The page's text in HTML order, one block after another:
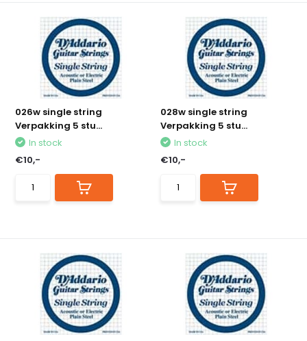
026w single string
Verpakking 5 stu...
In stock
€10,-
028w single string
Verpakking 5 stu...
In stock
€10,-